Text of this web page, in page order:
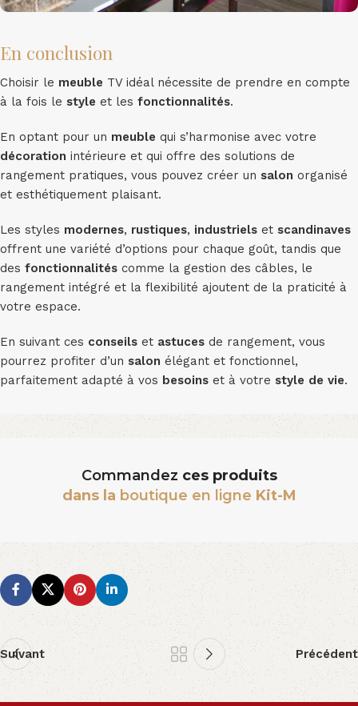
En conclusion
Choisir le meuble TV idéal nécessite de prendre en compte
à la fois le style et les fonctionnalités.
En optant pour un meuble qui s’harmonise avec votre
décoration intérieure et qui offre des solutions de
rangement pratiques, vous pouvez créer un salon organisé
et esthétiquement plaisant.
Les styles modernes, rustiques, industriels et scandinaves
offrent une variété d’options pour chaque goût, tandis que
des fonctionnalités comme la gestion des câbles, le
rangement intégré et la flexibilité ajoutent de la praticité à
votre espace.
En suivant ces conseils et astuces de rangement, vous
pourrez profiter d’un salon élégant et fonctionnel,
parfaitement adapté à vos besoins et à votre style de vie.
Commandez ces produits
dans la boutique en ligne Kit-M
Suivant Précédent